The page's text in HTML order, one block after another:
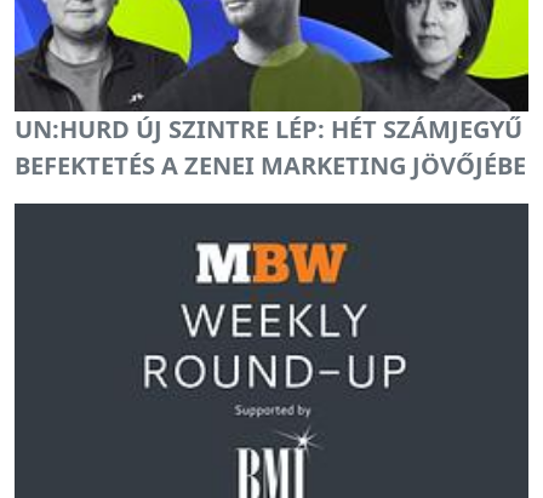
UN:HURD ÚJ SZINTRE LÉP: HÉT SZÁMJEGYŰ
BEFEKTETÉS A ZENEI MARKETING JÖVŐJÉBE